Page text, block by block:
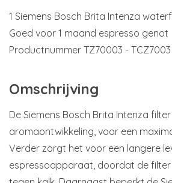
1 Siemens Bosch Brita Intenza
Goed voor 1 maand espresso genot
Productnummer TZ70003 - TCZ7003
Omschrijving
De Siemens Bosch Brita Intenza
aromaontwikkeling, voor een
Verder zorgt het voor een langere
espressoapparaat, doordat de